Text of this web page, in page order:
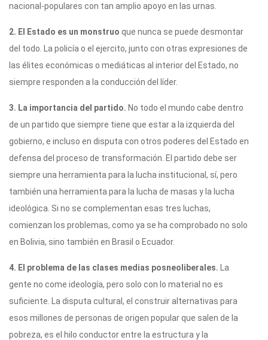
nacional-populares con tan amplio apoyo en las urnas.
2. El Estado es un monstruo que nunca se puede desmontar
del todo. La policía o el ejercito, junto con otras expresiones de
las élites económicas o mediáticas al interior del Estado, no
siempre responden a la conducción del líder.
3. La importancia del partido. No todo el mundo cabe dentro
de un partido que siempre tiene que estar a la izquierda del
gobierno, e incluso en disputa con otros poderes del Estado en
defensa del proceso de transformación. El partido debe ser
siempre una herramienta para la lucha institucional, sí, pero
también una herramienta para la lucha de masas y la lucha
ideológica. Si no se complementan esas tres luchas,
comienzan los problemas, como ya se ha comprobado no solo
en Bolivia, sino también en Brasil o Ecuador.
4. El problema de las clases medias posneoliberales. La
gente no come ideología, pero solo con lo material no es
suficiente. La disputa cultural, el construir alternativas para
esos millones de personas de origen popular que salen de la
pobreza, es el hilo conductor entre la estructura y la